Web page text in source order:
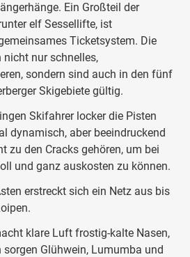
Ein Großteil der
elf Sessellifte, ist
Ticketsystem. Die
nicht nur schnelles,
sondern sind auch in den fünf
Skigebiete gültig.
Skifahrer locker die Pisten
dynamisch, aber beeindruckend
zu den Cracks gehören, um bei
und ganz auskosten zu können.
erstreckt sich ein Netz aus bis
klare Luft frostig-kalte Nasen,
Glühwein, Lumumba und